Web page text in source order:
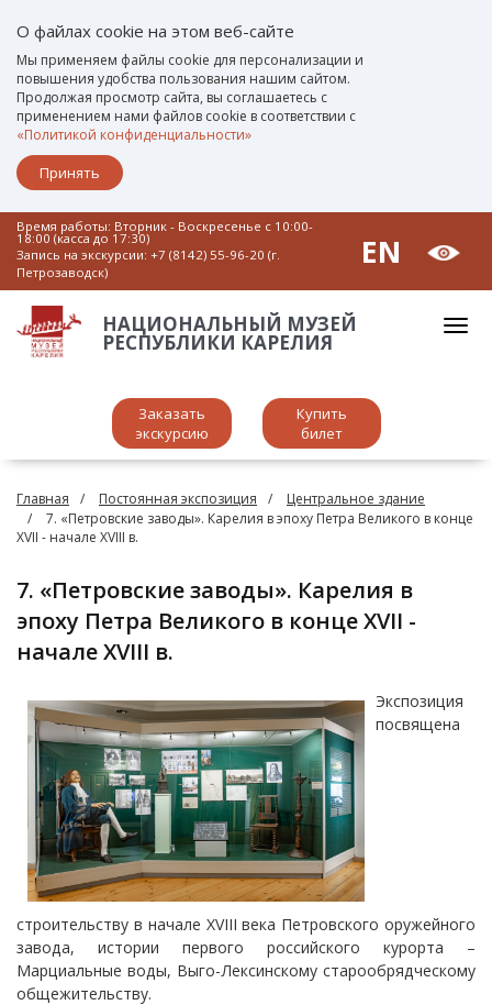
О файлах cookie на этом веб-сайте
Мы применяем файлы cookie для персонализации и
повышения удобства пользования нашим сайтом.
Продолжая просмотр сайта, вы соглашаетесь с
применением нами файлов cookie в соответствии с
«Политикой конфиденциальности»
Принять
Время работы: Вторник - Воскресенье c 10:00-
18:00 (касса до 17:30)
Запись на экскурсии: +7 (8142) 55-96-20 (г.
Петрозаводск)
EN
НАЦИОНАЛЬНЫЙ МУЗЕЙ
РЕСПУБЛИКИ КАРЕЛИЯ
Заказать
экскурсию
Купить
билет
Главная Постоянная экспозиция
Центральное здание
7. «Петровские заводы». Карелия в эпоху Петра Великого в конце
XVII - начале XVIII в.
7. «Петровские заводы». Карелия в
эпоху Петра Великого в конце XVII -
начале XVIII в.
Экспозиция
посвящена
строительству в начале XVIII века Петровского оружейного
завода, истории первого российского курорта –
Марциальные воды, Выго-Лексинскому старообрядческому
общежительству.